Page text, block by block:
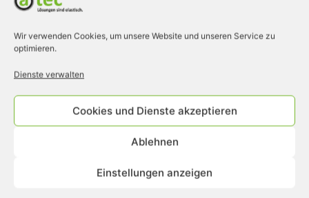
Wir verwenden Cookies, um unsere Website und unseren Service zu
optimieren.
Dienste verwalten
Cookies und Dienste akzeptieren
Ablehnen
Einstellungen anzeigen
96788 A100072 Anfragen 051 18 004
96790 A100074 Anfragen 051 18 004 168
1 bis 12 von 12 Einträgen